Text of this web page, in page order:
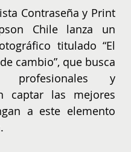
Contraseña y Print
Chile lanza un
titulado “El
cambio”, que busca
profesionales y
captar las mejores
a este elemento